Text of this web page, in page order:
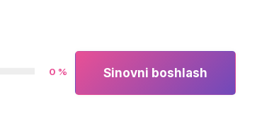
0 % Sinovni boshlash